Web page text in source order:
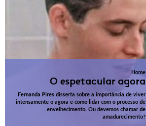
Home
O espetacular agora
Fernanda Pires disserta sobre a importância de viver
intensamente o agora e como lidar com o processo de
envelhecimento. Ou devemos chamar de
amadurecimento?